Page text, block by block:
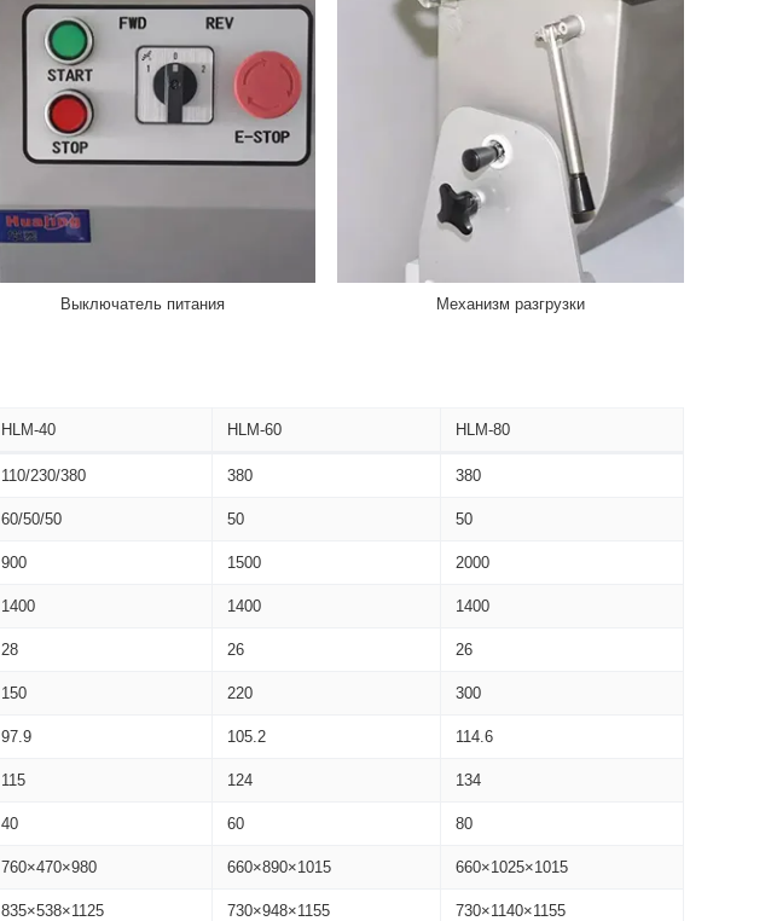
Выключатель питания Механизм разгрузки
HLM-40 HLM-60 HLM-80
110/230/380 380 380
60/50/50 50 50
900 1500 2000
1400 1400 1400
28 26 26
150 220 300
97.9 105.2 114.6
115 124 134
40 60 80
760×470×980 660×890×1015 660×1025×1015
835×538×1125 730×948×1155 730×1140×1155